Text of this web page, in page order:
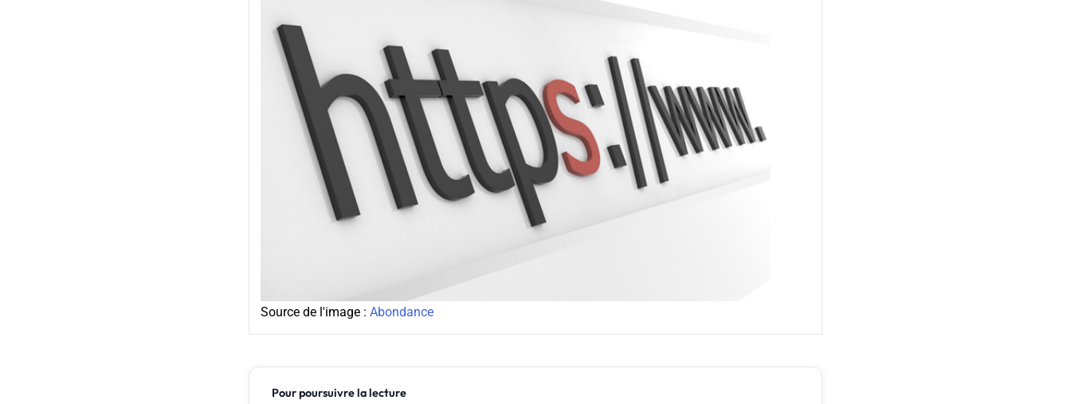
Source de l'image : Abondance
Pour poursuivre la lecture